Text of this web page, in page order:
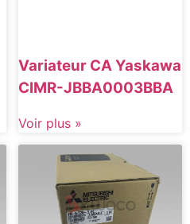
Variateur CA Yaskawa
CIMR-JBBA0003BBA
Voir plus »